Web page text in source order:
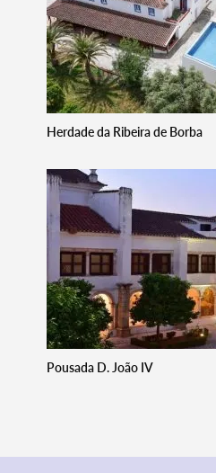
Categorias gerais
Herdade da Ribeira de Borba
Pousada D. João IV